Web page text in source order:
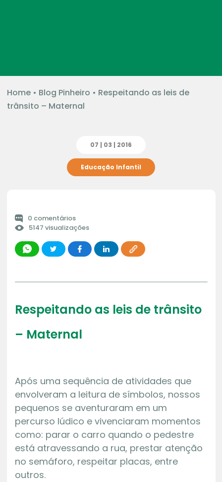
Home• Blog Pinheiro • Respeitando as leis de
trânsito – Maternal
07 | 03 | 2016
Educação Infantil
0 comentários
5147 visualizações
Respeitando as leis de trânsito
– Maternal
Após uma sequência de atividades que
envolveram a leitura de símbolos, nossos
pequenos se aventuraram em um
percurso lúdico e vivenciaram momentos
como: parar o carro quando o pedestre
está atravessando a rua, prestar atenção
no semáforo, respeitar placas, entre
outros.